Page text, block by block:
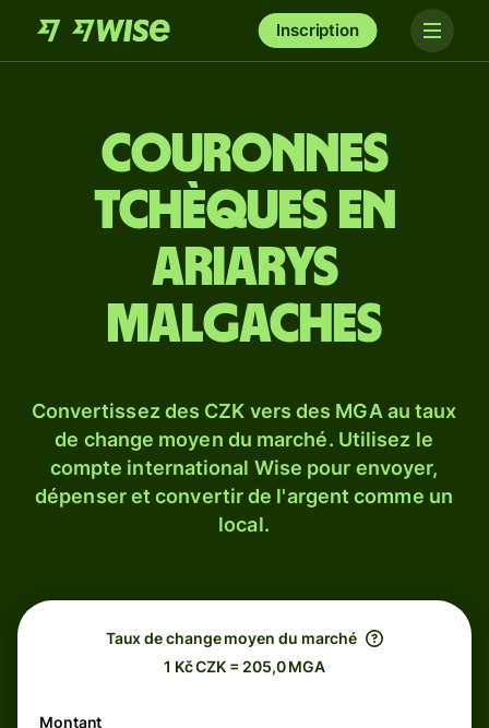
Inscription
Couronnes
tchèques en
ariarys
malgaches
Convertissez des CZK vers des MGA au taux
de change moyen du marché. Utilisez le
compte international Wise pour envoyer,
dépenser et convertir de l'argent comme un
local.
Taux de change moyen du marché
1 Kč CZK = 205,0 MGA
Montant